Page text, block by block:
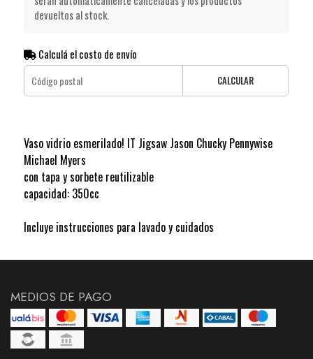
devueltos al stock.
Calculá el costo de envío
CALCULAR
Vaso vidrio esmerilado! IT Jigsaw Jason Chucky Pennywise
Michael Myers
con tapa y sorbete reutilizable
capacidad: 350cc
Incluye instrucciones para lavado y cuidados
MEDIOS DE PAGO